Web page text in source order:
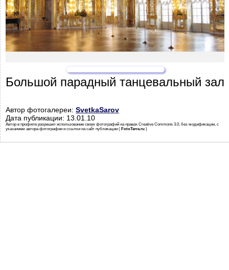
Большой парадный танцевальный зал
Автор фотогалереи: SvetkaSarov
Дата публикации: 13.01.10
Автор в профиле разрешил использование своих фотографий на правах Creative Commons 3.0, без модификации, с
указанием автора фотографии и ссылки на сайт публикации ( FotoTerra.ru )